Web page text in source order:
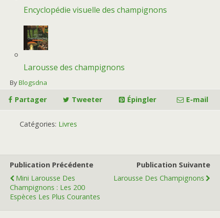
Encyclopédie visuelle des champignons
Larousse des champignons
ByBlogsdna
Partager Tweeter Épingler E-mail
Catégories: Livres
Publication Précédente
Mini Larousse Des
Champignons : Les 200
Espèces Les Plus Courantes
Publication Suivante
Larousse Des Champignons